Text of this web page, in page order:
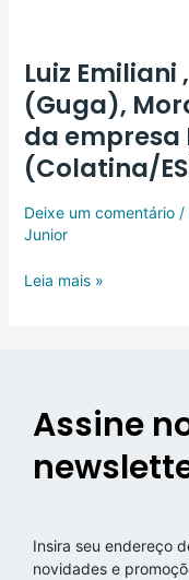
Luiz Emiliani
(Guga),
da empresa
(Colatina/
Deixe um comentário /
Junior
,
José
Augusto
(Guga),
Moraes
e
equipe
técnica
empresa
Leia mais »
Assine
Insira seu endereço
novidades e